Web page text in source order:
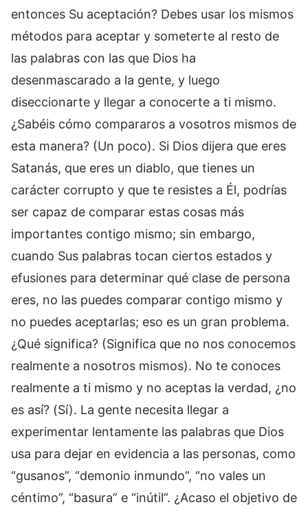
entonces Su aceptación? Debes usar los mismos
métodos para aceptar y someterte al resto de
las palabras con las que Dios ha
desenmascarado a la gente, y luego
diseccionarte y llegar a conocerte a ti mismo.
¿Sabéis cómo compararos a vosotros mismos de
esta manera? (Un poco). Si Dios dijera que eres
Satanás, que eres un diablo, que tienes un
carácter corrupto y que te resistes a Él, podrías
ser capaz de comparar estas cosas más
importantes contigo mismo; sin embargo,
cuando Sus palabras tocan ciertos estados y
efusiones para determinar qué clase de persona
eres, no las puedes comparar contigo mismo y
no puedes aceptarlas; eso es un gran problema.
¿Qué significa? (Significa que no nos conocemos
realmente a nosotros mismos). No te conoces
realmente a ti mismo y no aceptas la verdad, ¿no
es así? (Sí). La gente necesita llegar a
experimentar lentamente las palabras que Dios
usa para dejar en evidencia a las personas, como
“gusanos”, “demonio inmundo”, “no vales un
céntimo”, “basura” e “inútil”. ¿Acaso el objetivo de